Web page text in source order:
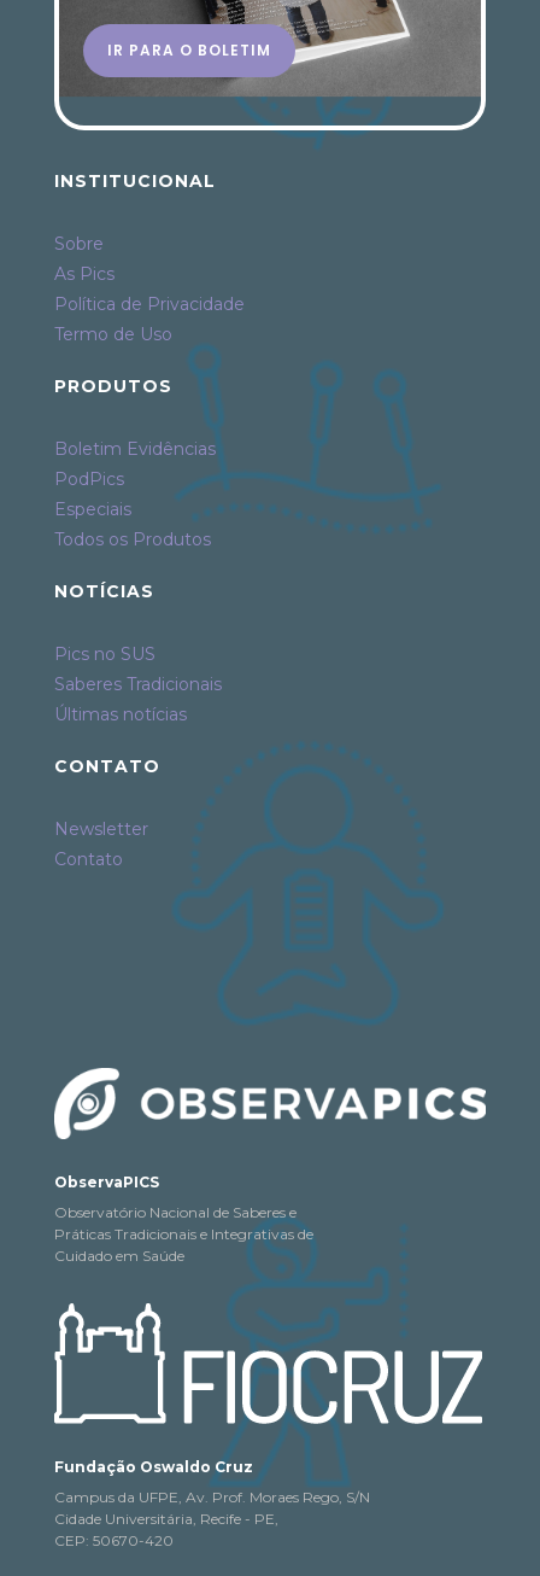
IR PARA O BOLETIM
INSTITUCIONAL
Sobre
As Pics
Política de Privacidade
Termo de Uso
PRODUTOS
Boletim Evidências
PodPics
Especiais
Todos os Produtos
NOTÍCIAS
Pics no SUS
Saberes Tradicionais
Últimas notícias
CONTATO
Newsletter
Contato
ObservaPICS
Observatório Nacional de Saberes e
Práticas Tradicionais e Integrativas de
Cuidado em Saúde
Fundação Oswaldo Cruz
Campus da UFPE, Av. Prof. Moraes Rego, S/N
Cidade Universitária, Recife - PE,
CEP: 50670-420